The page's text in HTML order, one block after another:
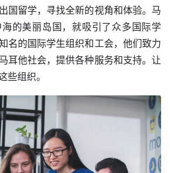
国留学，寻找全新的视角和体验。马
的美丽岛国，就吸引了众多国际学
名的国际学生组织和工会，他们致力
耳他社会，提供各种服务和支持。让
些组织。